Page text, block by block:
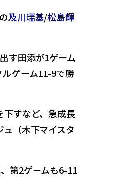
及川瑞基/松島輝
す田添が1ゲーム
ゲーム11-9で勝
下すなど、急成長
ュ（木下マイスタ
第2ゲームも6-11